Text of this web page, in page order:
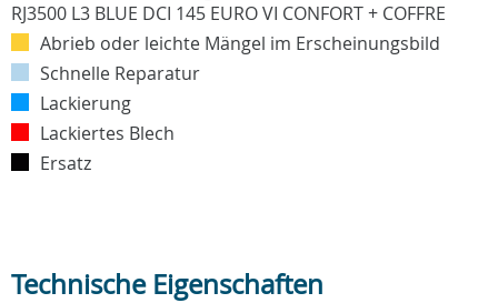
Abrieb oder leichte Mängel im Erscheinungsbild
Schnelle Reparatur
Lackierung
Lackiertes Blech
Ersatz
Technische Eigenschaften